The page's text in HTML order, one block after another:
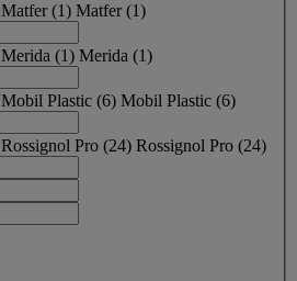
Matfer(1) Matfer(1)
Merida (1) Merida (1)
Mobil Plastic (6) Mobil Plastic (6)
Rossignol Pro (24) Rossignol Pro (24)